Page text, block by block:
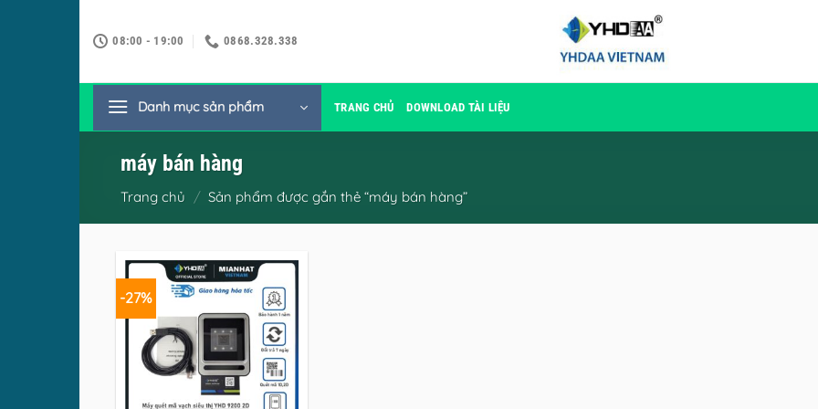
qua
dung
08:00 - 19:00 0868.328.338
Danh mục sản phẩm TRANG CHỦ DOWNLOAD TÀI LIỆU
máy bán hàng
Trang chủ / Sản phẩm được gắn thẻ “máy bán hàng”
-27%